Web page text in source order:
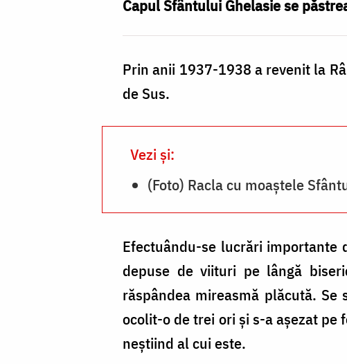
Capul Sfântului Ghelasie se
Prin anii 1937-1938 a revenit la
de Sus.
Vezi și:
(Foto) Racla cu moaștele
Efectuându-se lucrări
depuse de viituri pe lângă
răspândea mireasmă plăcută.
ocolit-o de trei ori și s-a așezat
neștiind al cui este.